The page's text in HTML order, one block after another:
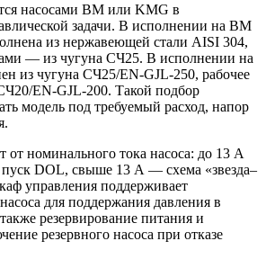
насосами BM или KMG в
задачи. В исполнении на BM
из нержавеющей стали AISI 304,
— из чугуна СЧ25. В исполнении на
из чугуна СЧ25/EN-GJL-250, рабочее
EN-GJL-200. Такой подбор
модель под требуемый расход, напор
от номинального тока насоса: до 13 А
DOL, свыше 13 А — схема «звезда–
управления поддерживает
для поддержания давления в
резервирование питания и
резервного насоса при отказе